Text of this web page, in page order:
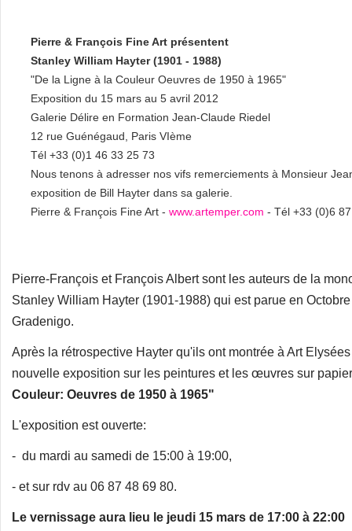
Pierre & François Fine Art présentent
Stanley William Hayter (1901 - 1988)
"De la Ligne à la Couleur Oeuvres de 1950 à 1965"
Exposition du 15 mars au 5 avril 2012
Galerie Délire en Formation Jean-Claude Riedel
12 rue Guénégaud, Paris VIème
Tél +33 (0)1 46 33 25 73
Nous tenons à adresser nos vifs remerciements à Monsieur
exposition de Bill Hayter dans sa galerie.
Pierre & François Fine Art - www.artemper.com - Tél +33 (0)6
Pierre-François et François Albert sont les auteurs de la
Stanley William Hayter (1901-1988) qui est parue en
Gradenigo.
Après la rétrospective Hayter qu'ils ont montrée à Art
nouvelle exposition sur les peintures et les œuvres sur
Couleur: Oeuvres de 1950 à 1965"
L'exposition est ouverte:
- du mardi au samedi de 15:00 à 19:00,
- et sur rdv au 06 87 48 69 80.
Le vernissage aura lieu le jeudi 15 mars de 17:00 à 22:00